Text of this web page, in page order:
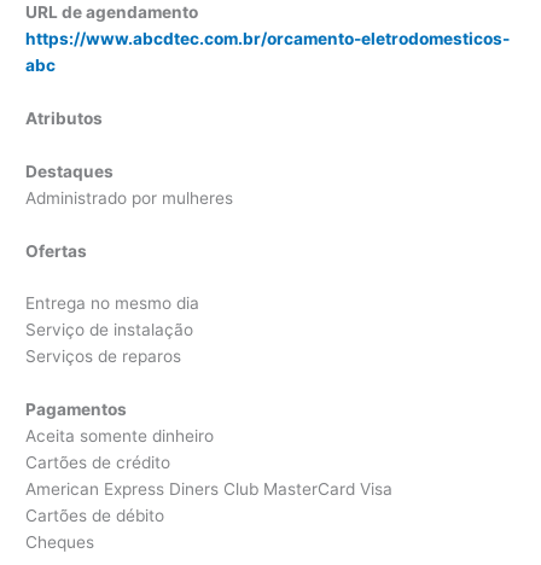
URL de agendamento
https://www.abcdtec.com.br/orcamento-eletrodomesticos-
abc
Atributos
Destaques
Administrado por mulheres
Ofertas
Entrega no mesmo dia
Serviço de instalação
Serviços de reparos
Pagamentos
Aceita somente dinheiro
Cartões de crédito
American Express Diners Club MasterCard Visa
Cartões de débito
Cheques